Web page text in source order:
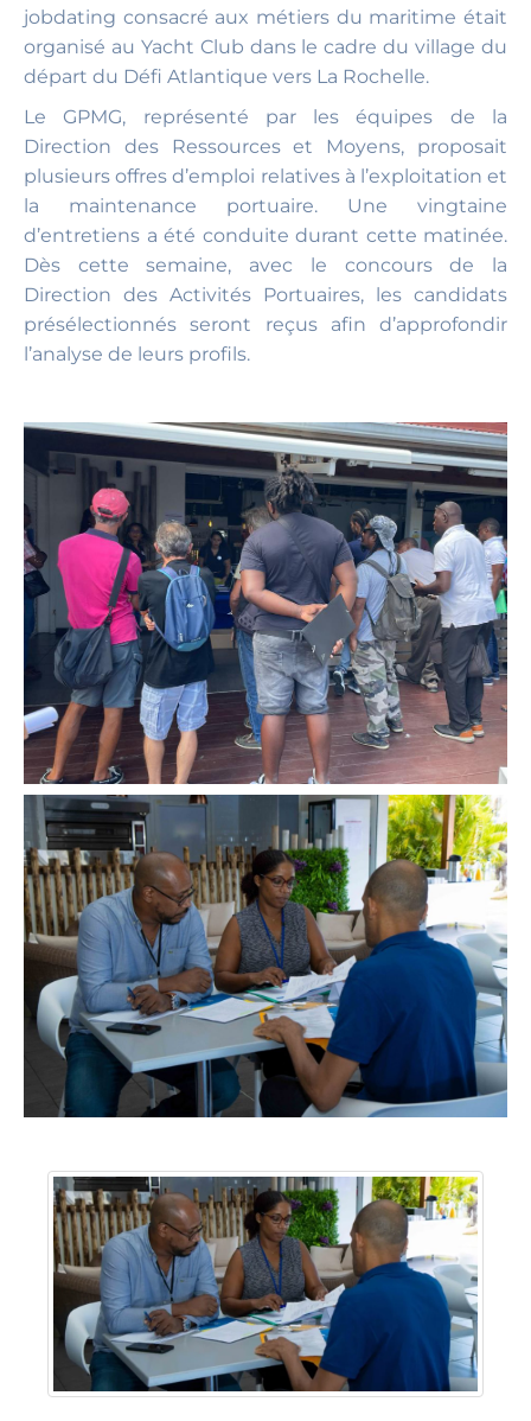
jobdating consacré aux métiers du maritime était
organisé au Yacht Club dans le cadre du village du
départ du Défi Atlantique vers La Rochelle.
Le GPMG, représenté par les équipes de la
Direction des Ressources et Moyens, proposait
plusieurs offres d’emploi relatives à l’exploitation et
la maintenance portuaire. Une vingtaine
d’entretiens a été conduite durant cette matinée.
Dès cette semaine, avec le concours de la
Direction des Activités Portuaires, les candidats
présélectionnés seront reçus afin d’approfondir
l’analyse de leurs profils.